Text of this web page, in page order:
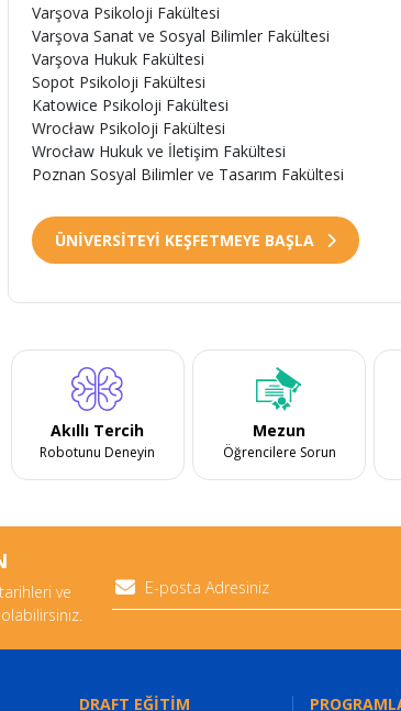
Varşova Psikoloji Fakültesi
Varşova Sanat ve Sosyal Bilimler Fakültesi
Varşova Hukuk Fakültesi
Sopot Psikoloji Fakültesi
Katowice Psikoloji Fakültesi
Wrocław Psikoloji Fakültesi
Wrocław Hukuk ve İletişim Fakültesi
Poznan Sosyal Bilimler ve Tasarım Fakültesi
ÜNİVERSİTEYİ KEŞFETMEYE BAŞLA
Akıllı Tercih
Robotunu Deneyin
Mezun
Öğrencilere Sorun
ve
DRAFT EĞİTİM